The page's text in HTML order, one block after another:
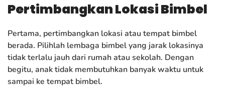
Pertimbangkan Lokasi Bimbel
Pertama, pertimbangkan lokasi atau tempat bimbel
berada. Pilihlah lembaga bimbel yang jarak lokasinya
tidak terlalu jauh dari rumah atau sekolah. Dengan
begitu, anak tidak membutuhkan banyak waktu untuk
sampai ke tempat bimbel.